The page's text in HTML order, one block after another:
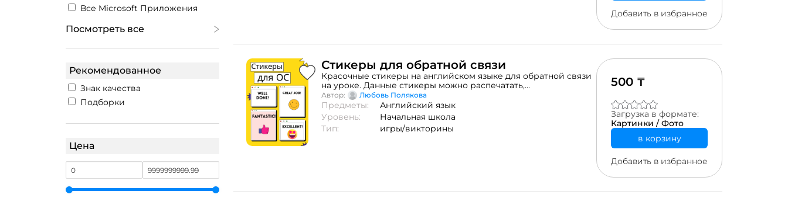
Все Microsoft Приложения
Посмотреть все
Рекомендованное
Знак качества
Подборки
Цена
Добавить в избранное
Стикеры для обратной связи
Красочные стикеры на английском языке для обратной связи
на уроке. Данные стикеры можно распечатать,
заламинировать (по желанию) и раздавать в конце урока
английского языка. Отлично подходит для начальной школы.
Автор: Любовь Полякова
Предметы:
Английский язык
Уровень:
Начальная школа
Тип:
игры/викторины
500 ₸
Загрузка в формате:
Картинки / Фото
в корзину
Добавить в избранное